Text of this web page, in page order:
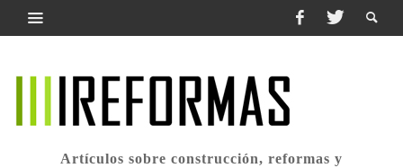
Artículos sobre construcción, reformas y